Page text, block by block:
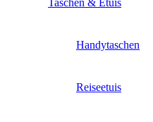
Handytaschen
Reiseetuis